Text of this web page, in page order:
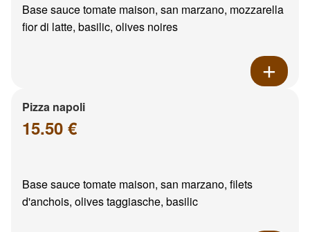
Base sauce tomate maison, san marzano, mozzarella
fior di latte, basilic, olives noires
Pizza napoli
15.50 €
Base sauce tomate maison, san marzano, filets
d'anchois, olives taggiasche, basilic